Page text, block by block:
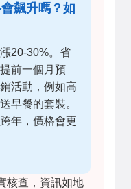
飆升嗎？如
20-30%。省
前一個月預
活動，例如高
早餐的套裝。
年，價格會更
核查，資訊如地